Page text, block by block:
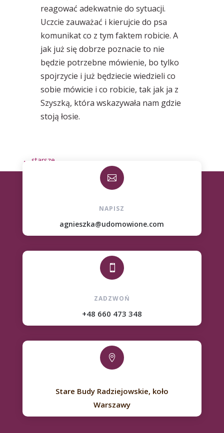
reagować adekwatnie do sytuacji.
Uczcie zauważać i kierujcie do psa
komunikat co z tym faktem robicie. A
jak już się dobrze poznacie to nie
będzie potrzebne mówienie, bo tylko
spojrzycie i już będziecie wiedzieli co
sobie mówicie i co robicie, tak jak ja z
Szyszką, która wskazywała nam gdzie
stoją łosie.
← starsze

NAPISZ
agnieszka@udomowione.com

ZADZWOŃ
+48 660 473 348

Stare Budy Radziejowskie, koło
Warszawy